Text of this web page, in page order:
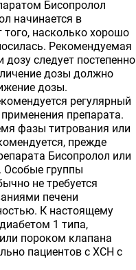
Бисопролол
начинается в
насколько хорошо
Рекомендуемая
следует постепенно
дозы должно
дозы.
регулярный
препарата.
фазы титрования или
прежде
Бисопролол или
Особые группы
не требуется
печени
К настоящему
1 типа,
пороком клапана
пациентов с ХСН с